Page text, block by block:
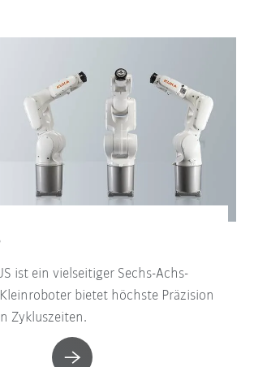
ist ein vielseitiger Sechs-Achs-
bietet höchste Präzision
Zykluszeiten.